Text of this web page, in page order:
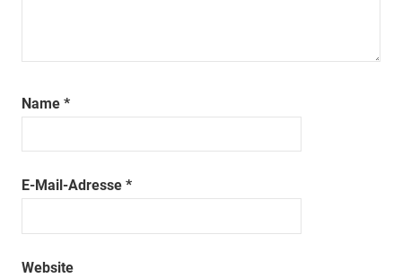
Name *
E-Mail-Adresse *
Website